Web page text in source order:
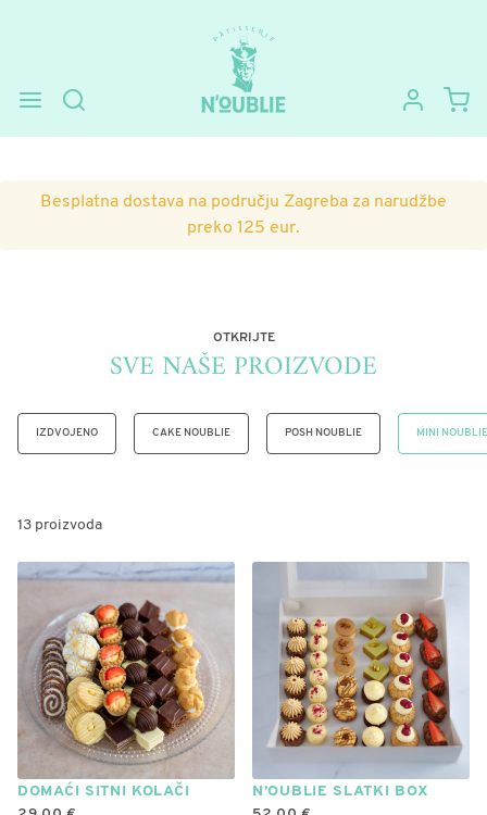
Besplatna dostava na području Zagreba za narudžbe
preko 125 eur.
13 proizvoda
DOMAĆI SITNI KOLAČI
N’OUBLIE SLATKI BOX
OTKRIJTE
SVE NAŠE PROIZVODE
IZDVOJENO CAKE NOUBLIE POSH NOUBLIE MINI NOUBLIE